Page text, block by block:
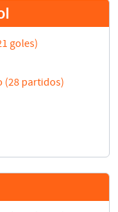
goles)
(28 partidos)